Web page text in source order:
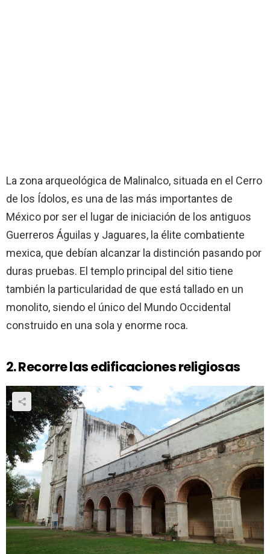
La zona arqueológica de Malinalco, situada en el Cerro
de los Ídolos, es una de las más importantes de
México por ser el lugar de iniciación de los antiguos
Guerreros Águilas y Jaguares, la élite combatiente
mexica, que debían alcanzar la distinción pasando por
duras pruebas. El templo principal del sitio tiene
también la particularidad de que está tallado en un
monolito, siendo el único del Mundo Occidental
construido en una sola y enorme roca.
2. Recorre las edificaciones religiosas